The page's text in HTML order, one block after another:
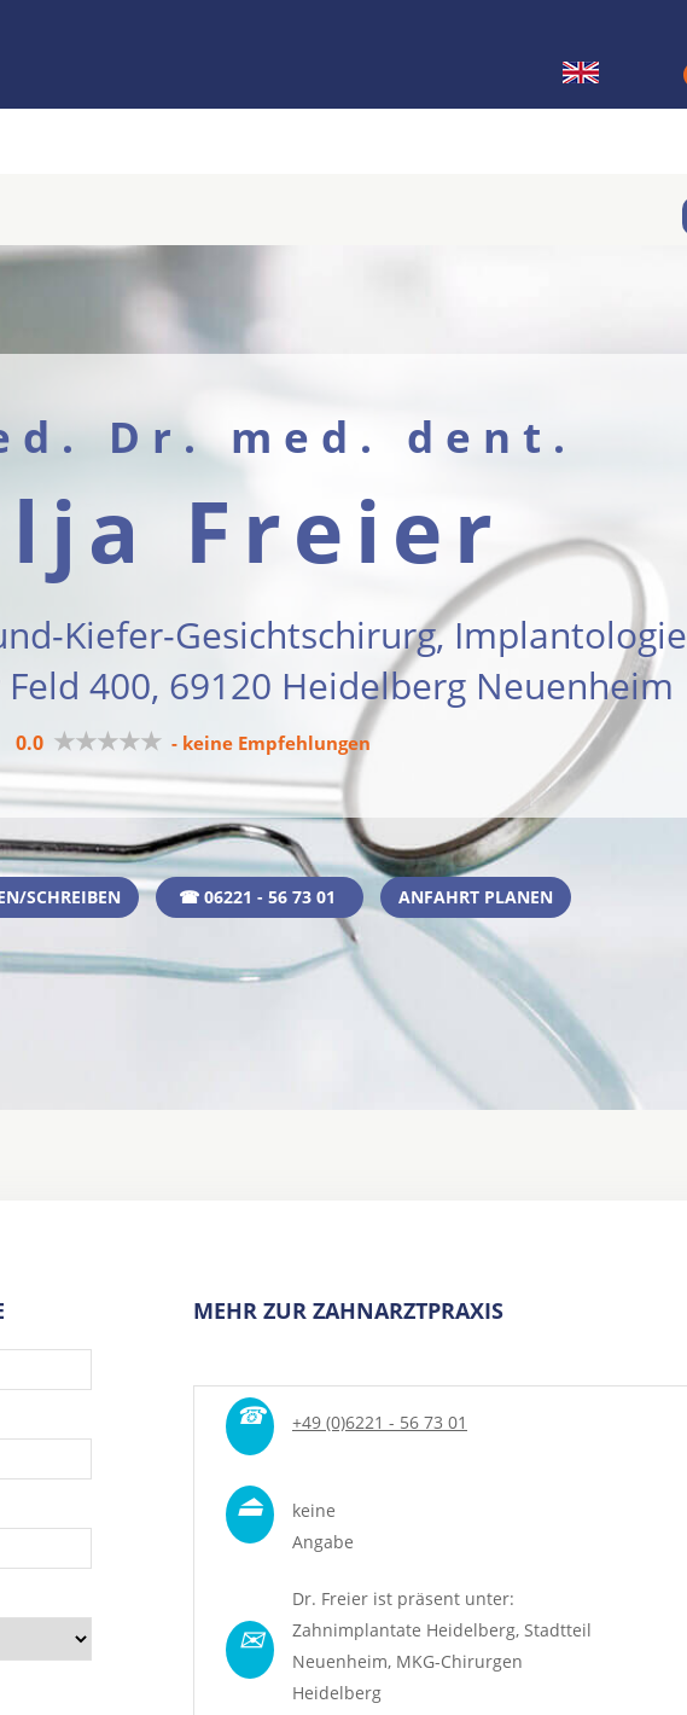
Dr. med. dent.
Freier
Kiefer-Gesichtschirurg, Implantologie
400, 69120 Heidelberg Neuenheim
0.0 ★★★★★ - keine Empfehlungen
SCHREIBEN ☎ 06221 - 56 73 01 ANFAHRT PLANEN
MEHR ZUR ZAHNARZTPRAXIS
☎ +49 (0)6221 - 56 73 01
⏏
keine
Angabe
✉
Dr. Freier ist präsent unter:
Zahnimplantate Heidelberg, Stadtteil
Neuenheim, MKG-Chirurgen
Heidelberg